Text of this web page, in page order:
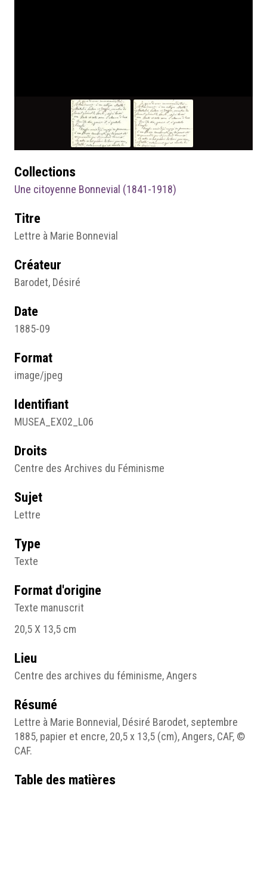
Collections
Une citoyenne Bonnevial (1841-1918)
Titre
Lettre à Marie Bonnevial
Créateur
Barodet, Désiré
Date
1885-09
Format
image/jpeg
Identifiant
MUSEA_EX02_L06
Droits
Centre des Archives du Féminisme
Sujet
Lettre
Type
Texte
Format d'origine
Texte manuscrit
20,5 X 13,5 cm
Lieu
Centre des archives du féminisme, Angers
Résumé
Lettre à Marie Bonnevial, Désiré Barodet, septembre
1885, papier et encre, 20,5 x 13,5 (cm), Angers, CAF, ©
CAF.
Table des matières